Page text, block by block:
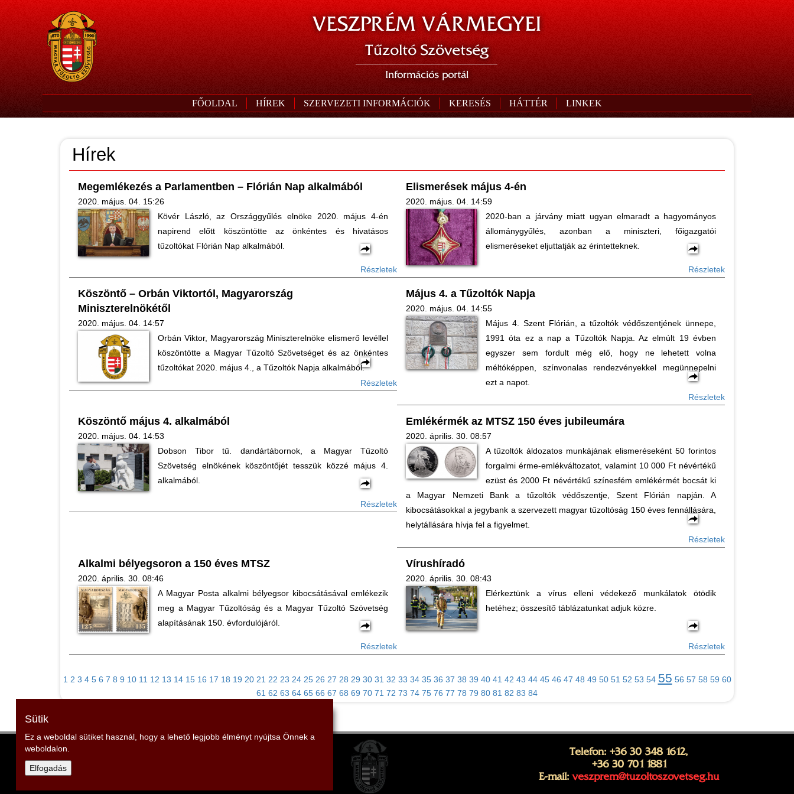
VESZPRÉM VÁRMEGYEI
Tűzoltó Szövetség
Információs portál
FŐOLDAL HÍREK SZERVEZETI INFORMÁCIÓK KERESÉS HÁTTÉR LINKEK
Hírek
Megemlékezés a Parlamentben – Flórián Nap alkalmából
2020. május. 04. 15:26
Kövér László, az Országgyűlés elnöke 2020. május 4-én
napirend előtt köszöntötte az önkéntes és hivatásos
tűzoltókat Flórián Nap alkalmából.
Részletek
Elismerések május 4-én
2020. május. 04. 14:59
2020-ban a járvány miatt ugyan elmaradt a hagyományos
állománygyűlés, azonban a miniszteri, főigazgatói
elismeréseket eljuttatják az érintetteknek.
Részletek
Köszöntő – Orbán Viktortól, Magyarország
Miniszterelnökétől
2020. május. 04. 14:57
Orbán Viktor, Magyarország Miniszterelnöke elismerő levéllel
köszöntötte a Magyar Tűzoltó Szövetséget és az önkéntes
tűzoltókat 2020. május 4., a Tűzoltók Napja alkalmából.
Részletek
Május 4. a Tűzoltók Napja
2020. május. 04. 14:55
Május 4. Szent Flórián, a tűzoltók védőszentjének ünnepe,
1991 óta ez a nap a Tűzoltók Napja. Az elmúlt 19 évben
egyszer sem fordult még elő, hogy ne lehetett volna
méltóképpen, színvonalas rendezvényekkel megünnepelni
ezt a napot.
Részletek
Köszöntő május 4. alkalmából
2020. május. 04. 14:53
Dobson Tibor tű. dandártábornok, a Magyar Tűzoltó
Szövetség elnökének köszöntőjét tesszük közzé május 4.
alkalmából.
Részletek
Emlékérmék az MTSZ 150 éves jubileumára
2020. április. 30. 08:57
A tűzoltók áldozatos munkájának elismeréseként 50 forintos
forgalmi érme-emlékváltozatot, valamint 10 000 Ft névértékű
ezüst és 2000 Ft névértékű színesfém emlékérmét bocsát ki
a Magyar Nemzeti Bank a tűzoltók védőszentje, Szent Flórián napján. A
kibocsátásokkal a jegybank a szervezett magyar tűzoltóság 150 éves fennállására,
helytállására hívja fel a figyelmet.
Részletek
Alkalmi bélyegsoron a 150 éves MTSZ
2020. április. 30. 08:46
A Magyar Posta alkalmi bélyegsor kibocsátásával emlékezik
meg a Magyar Tűzoltóság és a Magyar Tűzoltó Szövetség
alapításának 150. évfordulójáról.
Részletek
Vírushíradó
2020. április. 30. 08:43
Elérkeztünk a vírus elleni védekező munkálatok ötödik
hetéhez; összesítő táblázatunkat adjuk közre.
Részletek
1 2 3 4 5 6 7 8 9 10 11 12 13 14 15 16 17 18 19 20 21 22 23 24 25 26 27 28 29 30 31 32 33 34 35 36 37 38 39 40 41 42 43 44 45 46 47 48 49 50 51 52 53 54 55 56 57 58 59 60
61 62 63 64 65 66 67 68 69 70 71 72 73 74 75 76 77 78 79 80 81 82 83 84
Cím: 8200 Veszprém, Dózsa György utca 31.
Telefon: +36 30 348 1612,
+36 30 701 1881
E-mail:veszprem@tuzoltoszovetseg.hu
Sütik
Ez a weboldal sütiket használ, hogy a lehető legjobb élményt nyújtsa Önnek a
weboldalon.
Elfogadás